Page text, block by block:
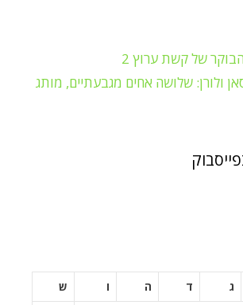
של קשת ערוץ 2
ולורן: שלושה אחים מגבעתיים, מותג
ג ד ה ו
ש